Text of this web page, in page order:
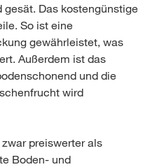
Das kostengünstige
So ist eine
gewährleistet, was
Außerdem ist das
und die
wird
preiswerter als
Boden- und